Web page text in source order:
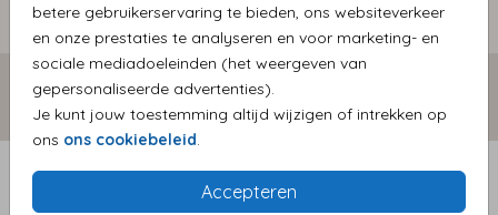
betere gebruikerservaring te bieden, ons websiteverkeer
en onze prestaties te analyseren en voor marketing- en
sociale mediadoeleinden (het weergeven van
gepersonaliseerde advertenties).
Je kunt jouw toestemming altijd wijzigen of intrekken op
ons ons cookiebeleid
Accepteren
INFORMATIE
Privacy statement
Algemene voorwaarden
Cookiebeleid
© 2026 LiefsvanAnet